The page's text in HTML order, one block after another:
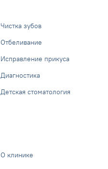
Чистка зубов
Отбеливание
Исправление прикуса
Диагностика
Детская стоматология
О клинике